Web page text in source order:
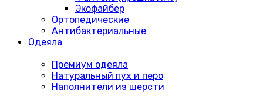
Экофайбер
Ортопедические
Антибактериальные
Одеяла
Премиум одеяла
Натуральный пух и перо
Наполнители из шерсти